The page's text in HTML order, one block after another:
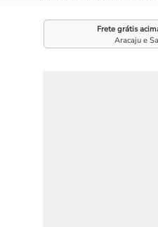
Frete grátis
Aracaju e